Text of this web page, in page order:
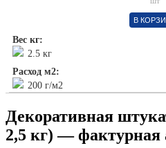
В
Вес кг:
2.5 кг
Расход м2:
200 г/м2
Декоративная
2,5 кг) — фактурная